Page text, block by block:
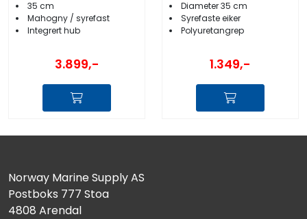
35 cm
Mahogny / syrefast
Integrert hub
3.899,-
Diameter 35 cm
Syrefaste eiker
Polyuretangrep
1.349,-
Norway Marine Supply AS
Postboks 777 Stoa
4808 Arendal